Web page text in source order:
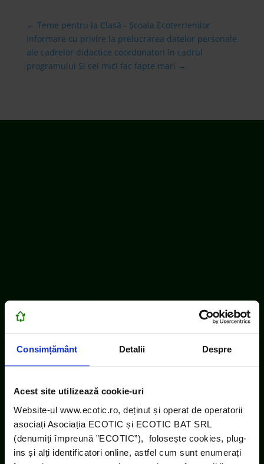
Consimțământ Detalii Despre
Acest site utilizează cookie-uri
Website-ul www.ecotic.ro, deținut și operat de operatorii
asociați Asociația ECOTIC și ECOTIC BAT SRL
(denumiți împreună ”ECOTIC”), folosește cookies, plug-
ins și alți identificatori online, astfel cum sunt enumerați
← Teme pentru la Clasă - Școala Ecoterrienilor
Informare cu privire la prelucrarea datelor personale
ale cadrelor didactice coordonatori în cadrul
programului Si cei mici fac fapte mari →